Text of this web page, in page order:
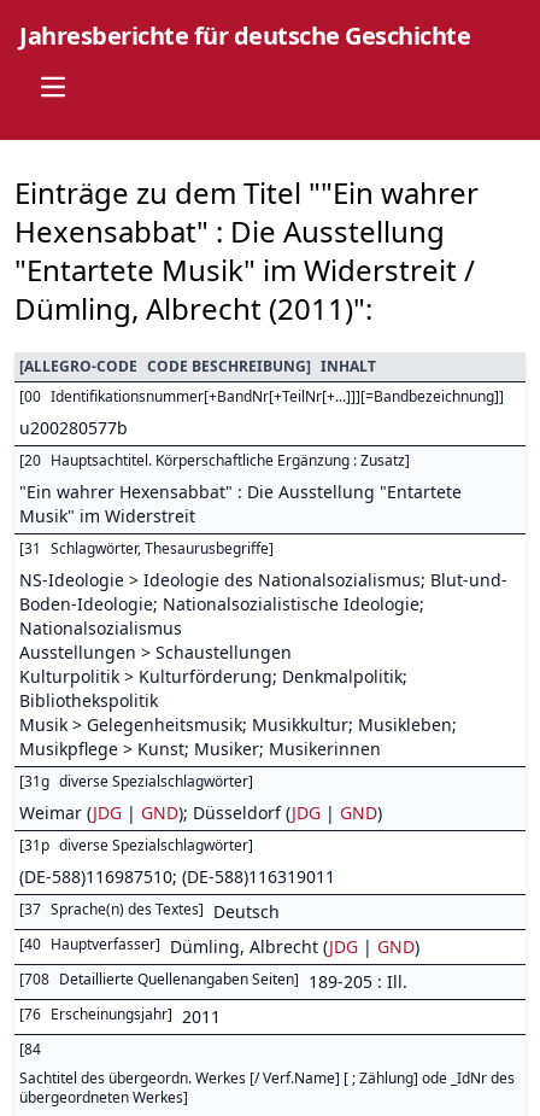
Jahresberichte für deutsche Geschichte
Open main menu
Einträge zu dem Titel ""Ein wahrer
Hexensabbat" : Die Ausstellung
"Entartete Musik" im Widerstreit /
Dümling, Albrecht (2011)":
[ALLEGRO-CODE CODE BESCHREIBUNG] INHALT
[00 Identifikationsnummer[+BandNr[+TeilNr[+...]]][=Bandbezeichnung]]
u200280577b
[20 Hauptsachtitel. Körperschaftliche Ergänzung : Zusatz]
"Ein wahrer Hexensabbat" : Die Ausstellung "Entartete
Musik" im Widerstreit
[31 Schlagwörter, Thesaurusbegriffe]
NS-Ideologie > Ideologie des Nationalsozialismus; Blut-und-
Boden-Ideologie; Nationalsozialistische Ideologie;
Nationalsozialismus
Ausstellungen > Schaustellungen
Kulturpolitik > Kulturförderung; Denkmalpolitik;
Bibliothekspolitik
Musik > Gelegenheitsmusik; Musikkultur; Musikleben;
Musikpflege > Kunst; Musiker; Musikerinnen
[31g diverse Spezialschlagwörter]
Weimar (JDG | GND); Düsseldorf (JDG | GND)
[31p diverse Spezialschlagwörter]
(DE-588)116987510; (DE-588)116319011
[37 Sprache(n) des Textes] Deutsch
[40 Hauptverfasser] Dümling, Albrecht (JDG | GND)
[708 Detaillierte Quellenangaben Seiten] 189-205 : Ill.
[76 Erscheinungsjahr] 2011
[84
Sachtitel des übergeordn. Werkes [/ Verf.Name] [ ; Zählung] ode _IdNr des
übergeordneten Werkes]